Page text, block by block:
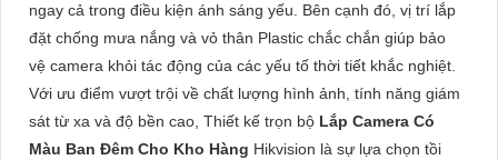
ngay cả trong điều kiện ánh sáng yếu. Bên cạnh đó, vị trí lắp
đặt chống mưa nắng và vỏ thân Plastic chắc chắn giúp bảo
vệ camera khỏi tác động của các yếu tố thời tiết khắc nghiệt.
Với ưu điểm vượt trội về chất lượng hình ảnh, tính năng giám
sát từ xa và độ bền cao, Thiết kế trọn bộ Lắp Camera Có
Màu Ban Đêm Cho Kho Hàng Hikvision là sự lựa chọn tồi